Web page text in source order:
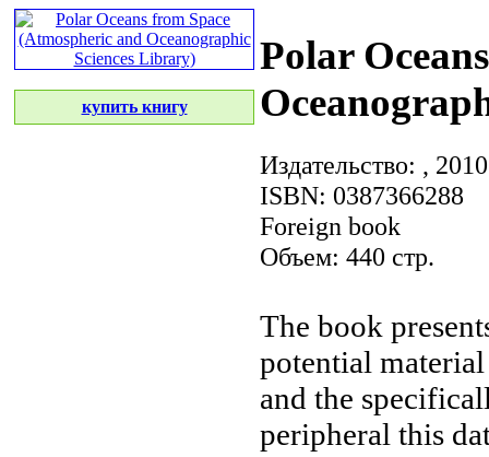
купить книгу
Polar
Издательство: ,
ISBN: 0387366288
Foreign book
Объем: 440 стр.
The book
potential
and the
peripheral this